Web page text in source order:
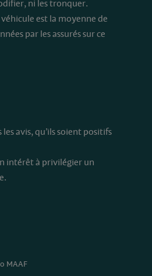
ni les tronquer.
est la moyenne de
par les assurés sur ce
avis, qu’ils soient positifs
intérêt à privilégier un
MAAF